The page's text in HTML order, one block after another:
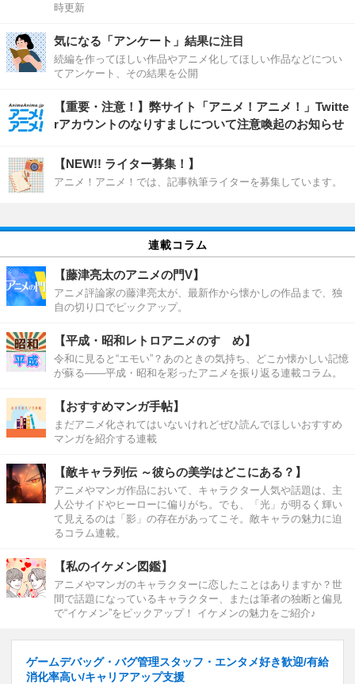
時更新
気になる「アンケート」結果に注目
続編を作ってほしい作品やアニメ化してほしい作品などについ
てアンケート、その結果を公開
【重要・注意！】弊サイト「アニメ！アニメ！」Twitte
rアカウントのなりすましについて注意喚起のお知らせ
【NEW!! ライター募集！】
アニメ！アニメ！では、記事執筆ライターを募集しています。
連載コラム
【藤津亮太のアニメの門V】
アニメ評論家の藤津亮太が、最新作から懐かしの作品まで、独
自の切り口でピックアップ。
【平成・昭和レトロアニメのすゝめ】
令和に見ると“エモい”？あのときの気持ち、どこか懐かしい記憶
が蘇る――平成・昭和を彩ったアニメを振り返る連載コラム。
【おすすめマンガ手帖】
まだアニメ化されてはいないけれどぜひ読んでほしいおすすめ
マンガを紹介する連載
【敵キャラ列伝 ～彼らの美学はどこにある？】
アニメやマンガ作品において、キャラクター人気や話題は、主
人公サイドやヒーローに偏りがち。でも、「光」が明るく輝い
て見えるのは「影」の存在があってこそ。敵キャラの魅力に迫
るコラム連載。
【私のイケメン図鑑】
アニメやマンガのキャラクターに恋したことはありますか？世
間で話題になっているキャラクター、または筆者の独断と偏見
で“イケメン”をピックアップ！ イケメンの魅力をご紹介♪
ゲームデバッグ・バグ管理スタッフ・エンタメ好き歓迎/有給
消化率高い/キャリアアップ支援